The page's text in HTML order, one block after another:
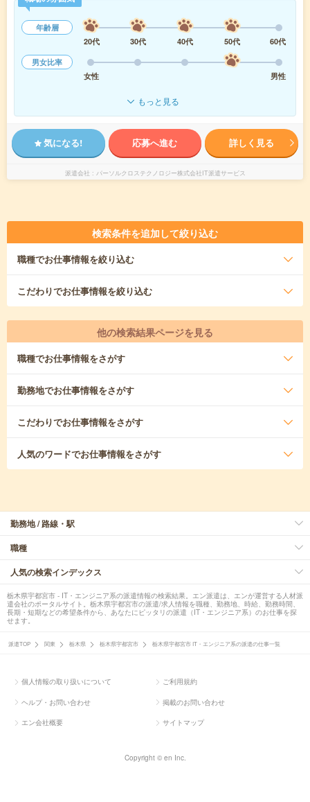
年齢層
20代
30代 40代 50代
60代
男女比率
女性
男性
もっと見る
気になる! 応募へ進む 詳しく見る
派遣会社 パーソルクロステクノロジー株式会社IT派遣サービス
検索条件を追加して絞り込む
職種でお仕事情報を絞り込む
こだわりでお仕事情報を絞り込む
他の検索結果ページを見る
職種でお仕事情報をさがす
勤務地でお仕事情報をさがす
こだわりでお仕事情報をさがす
人気のワードでお仕事情報をさがす
勤務地 / 路線・駅
職種
人気の検索インデックス
栃木県宇都宮市 - IT・エンジニア系の派遣情報の検索結果。エン派遣は、エンが運営する人材派
遣会社のポータルサイト。栃木県宇都宮市の派遣/求人情報を職種、勤務地、時給、勤務時間、
長期・短期などの希望条件から、あなたにピッタリの派遣（IT・エンジニア系）のお仕事を探
せます。
派遣TOP 関東 栃木県 栃木県宇都宮市 栃木県宇都宮市 IT・エンジニア系の派遣の仕事一覧
個人情報の取り扱いについて ご利用規約
ヘルプ・お問い合わせ 掲載のお問い合わせ
エン会社概要 サイトマップ
Copyright © en Inc.